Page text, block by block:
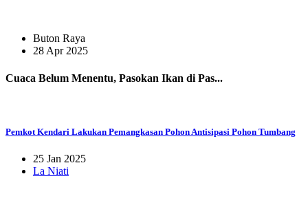
Buton Raya
28 Apr 2025
Cuaca Belum Menentu, Pasokan Ikan di Pas...
Pemkot Kendari Lakukan Pemangkasan Pohon Antisipasi Pohon Tumbang
25 Jan 2025
La Niati